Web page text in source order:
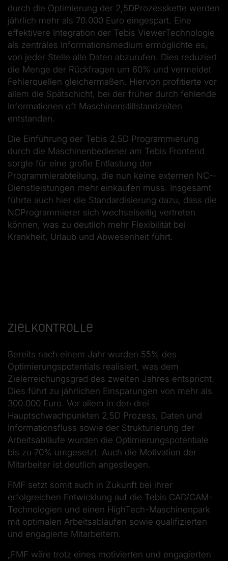
durch die Optimierung der 2,5D­Prozesskette werden
jährlich mehr als 70.000 Euro eingespart. Eine
effektivere Integration der Tebis Viewer­Technologie
als zentrales Informationsmedium ermöglichte es,
von jeder Stelle alle Daten abzurufen. Dies reduziert
die Menge der Rückfragen um 60% und vermeidet
Fehlerquellen gleichermaßen. Hiervon profitierte vor
allem die Spätschicht, bei der früher durch fehlende
Informationen oft Maschinenstillstandzeiten
entstanden.
Die Einführung der Tebis 2,5D­ Programmierung
durch die Maschinenbediener am Tebis Frontend
sorgte für eine große Entlastung der
Programmierabteilung, die nun keine externen NC-­
Dienstleistungen mehr einkaufen muss. Insgesamt
führte auch hier die Standardisierung dazu, dass die
NC­Programmierer sich wechselseitig vertreten
können, was zu deutlich mehr Flexibilität bei
Krankheit, Urlaub und Abwesenheit führt.
Zielkontrolle
Bereits nach einem Jahr wurden 55% des
Optimierungspotentials realisiert, was dem
Zielerreichungsgrad des zweiten Jahres entspricht.
Dies führt zu jährlichen Einsparungen von mehr als
300.000 Euro. Vor allem in den drei
Hauptschwachpunkten 2,5D Prozess, Daten­ und
Informationsfluss sowie der Strukturierung der
Arbeitsabläufe wurden die Optimierungspotentiale
bis zu 70% umgesetzt. Auch die Motivation der
Mitarbeiter ist deutlich angestiegen.
FMF setzt somit auch in Zukunft bei ihrer
erfolgreichen Entwicklung auf die Tebis CAD/CAM­-
Technologien und einen High­Tech-­Maschinenpark
mit optimalen Arbeitsabläufen sowie qualifizierten
und engagierte Mitarbeitern.
„FMF wäre trotz eines motivierten und engagierten